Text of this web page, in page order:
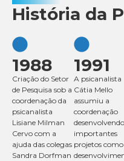
História da
1988
Criação do Setor
de Pesquisa sob a
coordenação da
psicanalista
Lisiane Milman
Cervo com a
ajuda das colegas
Sandra Dorfman
1991
A psicanalista
Cátia Mello
assumiu a
coordenação
desenvolvendo
importantes
projetos